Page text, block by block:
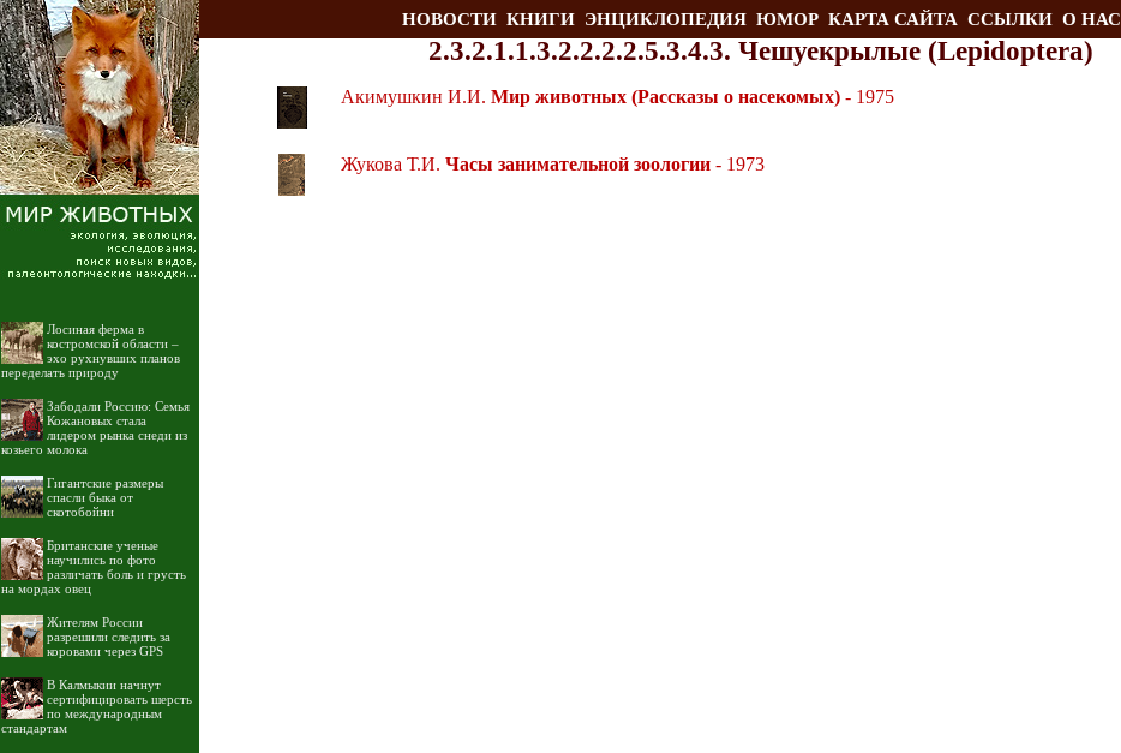
НОВОСТИ КНИГИ ЭНЦИКЛОПЕДИЯ ЮМОР КАРТА САЙТА ССЫЛКИ О НАС
Лосиная ферма в
костромской области –
эхо рухнувших планов
переделать природу
Забодали Россию: Семья
Кожановых стала
лидером рынка снеди из
козьего молока
Гигантские размеры
спасли быка от
скотобойни
Британские ученые
научились по фото
различать боль и грусть
на мордах овец
Жителям России
разрешили следить за
коровами через GPS
В Калмыкии начнут
сертифицировать шерсть
по международным
стандартам
2.3.2.1.1.3.2.2.2.2.5.3.4.3. Чешуекрылые (Lepidoptera)
Акимушкин И.И. Мир животных (Рассказы о насекомых) - 1975
Жукова Т.И. Часы занимательной зоологии - 1973